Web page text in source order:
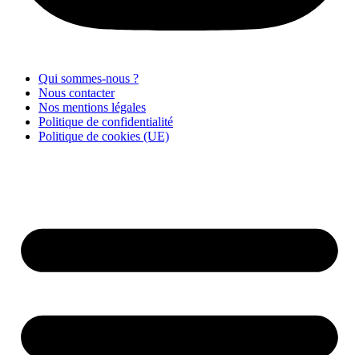
Qui sommes-nous ?
Nous contacter
Nos mentions légales
Politique de confidentialité
Politique de cookies (UE)